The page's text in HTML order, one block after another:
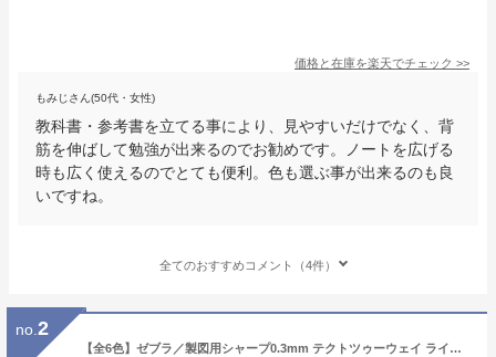
価格と在庫を楽天でチェック >>
もみじさん(50代・女性)
教科書・参考書を立てる事により、見やすいだけでなく、背
筋を伸ばして勉強が出来るのでお勧めです。ノートを広げる
時も広く使えるのでとても便利。色も選ぶ事が出来るのも良
いですね。
全てのおすすめコメント（4件）
no. 2
【全6色】ゼブラ／製図用シャープ0.3mm テクトツゥーウェイ ライト（MAS42）軸を振るだけで、芯が出てくるシャープペンシル！ZEBRA